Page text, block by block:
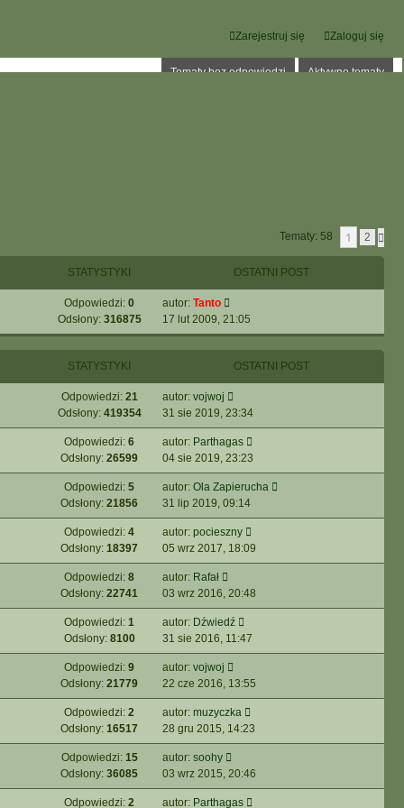
Zaloguj się
Zarejestruj się
Tematy bez odpowiedzi Aktywne tematy
Tematy: 58 1 2
STATYSTYKI OSTATNI POST
Odpowiedzi: 0
Odsłony: 316875
autor: Tanto
17 lut 2009, 21:05
STATYSTYKI OSTATNI POST
Odpowiedzi: 21
Odsłony: 419354
autor: vojwoj
31 sie 2019, 23:34
Odpowiedzi: 6
Odsłony: 26599
autor: Parthagas
04 sie 2019, 23:23
Odpowiedzi: 5
Odsłony: 21856
autor: Ola Zapierucha
31 lip 2019, 09:14
Odpowiedzi: 4
Odsłony: 18397
autor: pocieszny
05 wrz 2017, 18:09
Odpowiedzi: 8
Odsłony: 22741
autor: Rafał
03 wrz 2016, 20:48
Odpowiedzi: 1
Odsłony: 8100
autor: Dźwiedź
31 sie 2016, 11:47
Odpowiedzi: 9
Odsłony: 21779
autor: vojwoj
22 cze 2016, 13:55
Odpowiedzi: 2
Odsłony: 16517
autor: muzyczka
28 gru 2015, 14:23
Odpowiedzi: 15
Odsłony: 36085
autor: soohy
03 wrz 2015, 20:46
Odpowiedzi: 2
autor: Parthagas